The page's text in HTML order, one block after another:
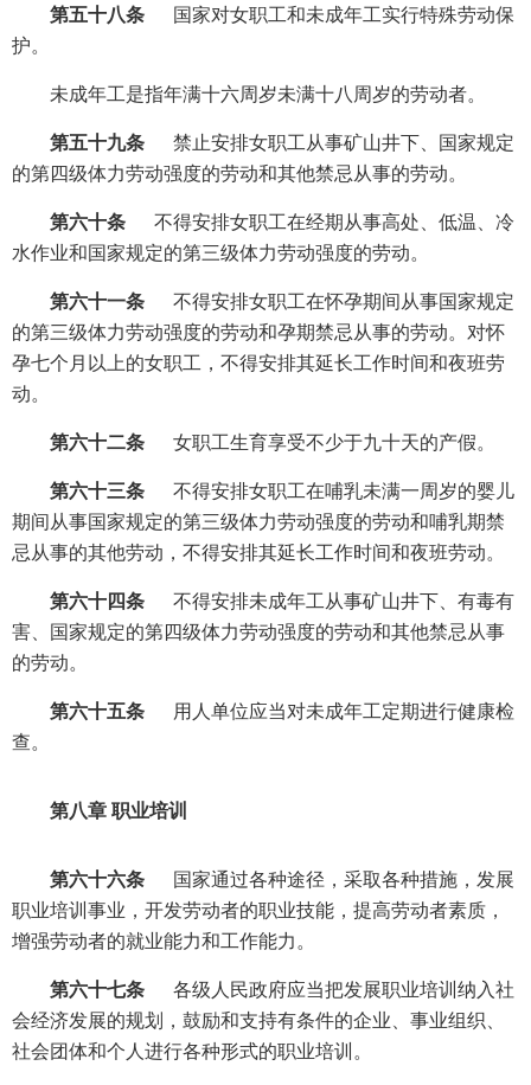
第五十八条
国家对女职工和未成年工实行特殊劳动保
护。
未成年工是指年满十六周岁未满十八周岁的劳动者。
第五十九条
禁止安排女职工从事矿山井下、国家规定
的第四级体力劳动强度的劳动和其他禁忌从事的劳动。
第六十条
不得安排女职工在经期从事高处、低温、冷
水作业和国家规定的第三级体力劳动强度的劳动。
第六十一条
不得安排女职工在怀孕期间从事国家规定
的第三级体力劳动强度的劳动和孕期禁忌从事的劳动。对怀
孕七个月以上的女职工，不得安排其延长工作时间和夜班劳
动。
第六十二条
女职工生育享受不少于九十天的产假。
第六十三条
不得安排女职工在哺乳未满一周岁的婴儿
期间从事国家规定的第三级体力劳动强度的劳动和哺乳期禁
忌从事的其他劳动，不得安排其延长工作时间和夜班劳动。
第六十四条
不得安排未成年工从事矿山井下、有毒有
害、国家规定的第四级体力劳动强度的劳动和其他禁忌从事
的劳动。
第六十五条
用人单位应当对未成年工定期进行健康检
查。
第八章 职业培训
第六十六条
国家通过各种途径，采取各种措施，发展
职业培训事业，开发劳动者的职业技能，提高劳动者素质，
增强劳动者的就业能力和工作能力。
第六十七条
各级人民政府应当把发展职业培训纳入社
会经济发展的规划，鼓励和支持有条件的企业、事业组织、
社会团体和个人进行各种形式的职业培训。